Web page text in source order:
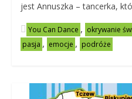
jest Annuszka – tancerka,
You Can Dance , okrywanie
pasja , emocje , podróże